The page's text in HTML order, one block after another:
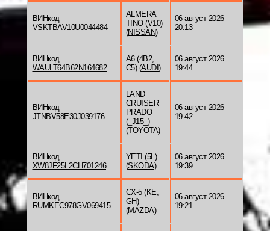
ВИНкод
VSKTBAV10U0044484
ALMERA
TINO (V10)
(NISSAN)
06 август 2026
20:13
ВИНкод
WAULT64B62N164682
A6 (4B2,
C5) (AUDI )
06 август 2026
19:44
ВИНкод
JTNBV58E30J039176
LAND
CRUISER
PRADO
(_J15_)
(TOYOTA)
06 август 2026
19:42
ВИНкод
XW8JF25L2CH701246
YETI (5L)
(SKODA)
06 август 2026
19:39
ВИНкод
RUMKEC978GV069415
CX-5 (KE,
GH)
(MAZDA)
06 август 2026
19:21